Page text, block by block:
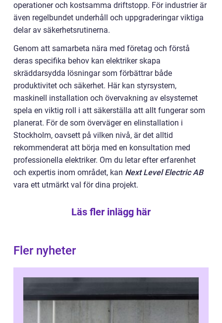
operationer och kostsamma driftstopp. För industrier är
även regelbundet underhåll och uppgraderingar viktiga
delar av säkerhetsrutinerna.
Genom att samarbeta nära med företag och förstå
deras specifika behov kan elektriker skapa
skräddarsydda lösningar som förbättrar både
produktivitet och säkerhet. Här kan styrsystem,
maskinell installation och övervakning av elsystemet
spela en viktig roll i att säkerställa att allt fungerar som
planerat. För de som överväger en elinstallation i
Stockholm, oavsett på vilken nivå, är det alltid
rekommenderat att börja med en konsultation med
professionella elektriker. Om du letar efter erfarenhet
och expertis inom området, kan Next Level Electric AB
vara ett utmärkt val för dina projekt.
Läs fler inlägg här
Fler nyheter